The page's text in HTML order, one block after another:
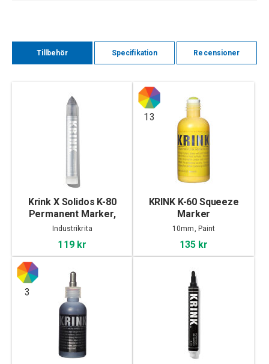
Tillbehör Specifikation Recensioner
Krink X Solidos K-80
Permanent Marker,
Silver
Industrikrita
119 kr
13
KRINK K-60 Squeeze
Marker
10mm, Paint
135 kr
3